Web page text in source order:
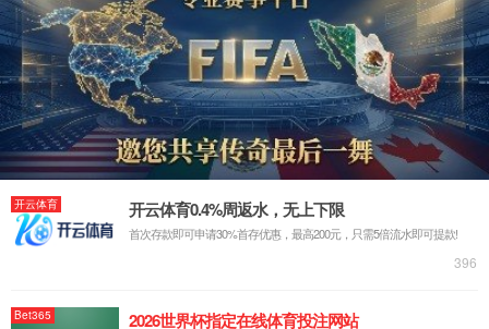
MATESTAB®有机硅表面活性剂
MAYCAT®催化剂
MAYADD™功能助剂